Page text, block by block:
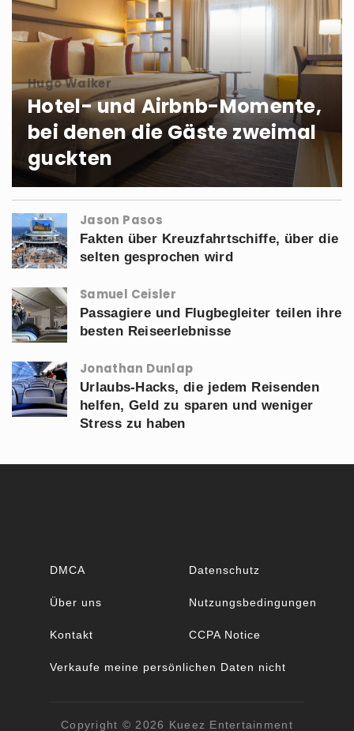
Hugo Walker
Hotel- und Airbnb-Momente,
bei denen die Gäste zweimal
guckten
Jason Pasos
Fakten über Kreuzfahrtschiffe, über die
selten gesprochen wird
Samuel Ceisler
Passagiere und Flugbegleiter teilen ihre
besten Reiseerlebnisse
Jonathan Dunlap
Urlaubs-Hacks, die jedem Reisenden
helfen, Geld zu sparen und weniger
Stress zu haben
DMCA Datenschutz
Über uns Nutzungsbedingungen
Kontakt CCPA Notice
Verkaufe meine persönlichen Daten nicht
Copyright © 2026 Kueez Entertainment